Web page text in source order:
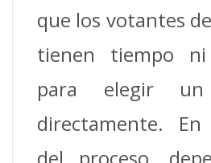
que los votantes
tienen tiempo ni
para elegir un
directamente.